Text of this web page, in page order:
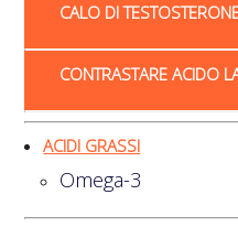
CALO DI
CONTRASTARE ACIDO
ACIDI GRASSI
Omega-3